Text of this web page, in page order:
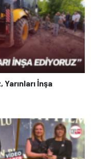
İnşa